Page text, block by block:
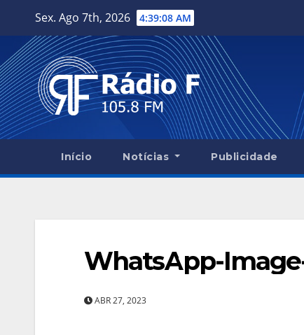
content
Sex. Ago 7th, 2026 4:39:09 AM
Início Notícias Publicidade
WhatsApp-
ABR 27, 2023